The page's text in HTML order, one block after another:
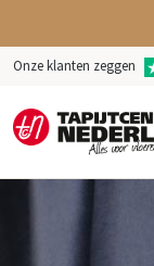
Onze klanten zeggen